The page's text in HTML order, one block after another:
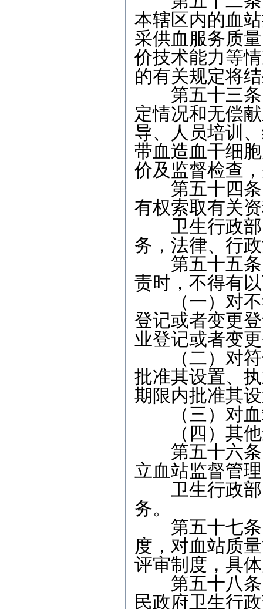
本辖区内的血
采供血服务质
价技术能力等
的有关规定将
第五十三条
定情况和无偿
导、人员培训
带血造血干细
价及监督检查
第五十四条
有权索取有关
卫生行政部
务，法律、行
第五十五条
责时，不得有
（一）对不
登记或者变更
业登记或者变
（二）对符
批准其设置、
期限内批准其
（三）对血
（四）其他
第五十六条
立血站监督管
卫生行政部
务。
第五十七条
度，对血站质
评审制度，具
第五十八条
民政府卫生行